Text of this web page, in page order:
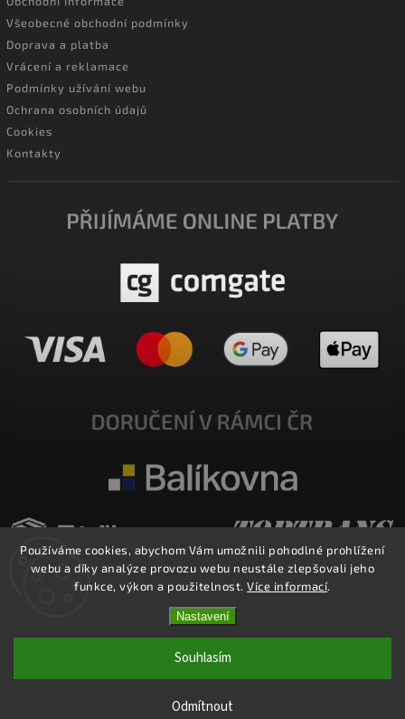
Používáme cookies, abychom Vám umožnili pohodlné prohlížení
webu a díky analýze provozu webu neustále zlepšovali jeho
funkce, výkon a použitelnost.Více informací.
Nastavení
Odmítnout
Souhlasím
Všeobecné obchodní podmínky
Doprava a platba
Vrácení a reklamace
Podmínky užívání webu
Ochrana osobních údajů
Cookies
Kontakty
E-SHOP MILATA. Všechna práva vyhrazena.
Upravit nastavení cookies